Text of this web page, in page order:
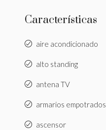
Características
aire acondicionado
alto standing
antena TV
armarios empotrados
ascensor